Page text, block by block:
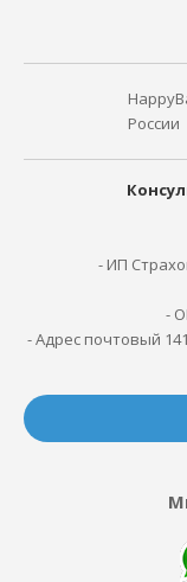
России
- ИП
-
- Адрес почтовый